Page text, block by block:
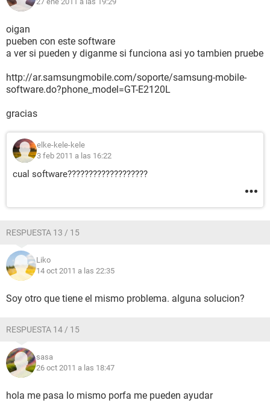
oigan
pueben con este software
a ver si pueden y diganme si funciona asi yo tambien pruebe
http://ar.samsungmobile.com/soporte/samsung-mobile-
software.do?phone_model=GT-E2120L
gracias
elke-kele-kele
3 feb 2011 a las 16:22
cual software???????????????????
RESPUESTA 13 / 15
Liko
14 oct 2011 a las 22:35
Soy otro que tiene el mismo problema. alguna solucion?
RESPUESTA 14 / 15
sasa
26 oct 2011 a las 18:47
hola me pasa lo mismo porfa me pueden ayudar